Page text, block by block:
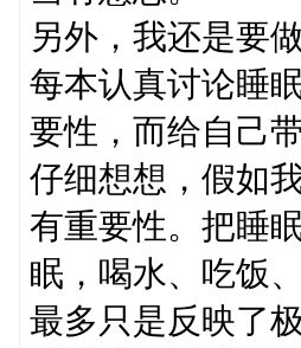
另外，我还是要
每本认真讨论睡
要性，而给自己
仔细想想，假如
有重要性。把睡
眠，喝水、吃饭
最多只是反映了